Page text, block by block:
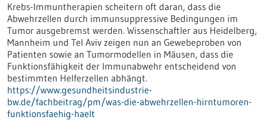
Krebs-Immuntherapien scheitern oft daran, dass die
Abwehrzellen durch immunsuppressive Bedingungen im
Tumor ausgebremst werden. Wissenschaftler aus Heidelberg,
Mannheim und Tel Aviv zeigen nun an Gewebeproben von
Patienten sowie an Tumormodellen in Mäusen, dass die
Funktionsfähigkeit der Immunabwehr entscheidend von
bestimmten Helferzellen abhängt.
https://www.gesundheitsindustrie-
bw.de/fachbeitrag/pm/was-die-abwehrzellen-hirntumoren-
funktionsfaehig-haelt